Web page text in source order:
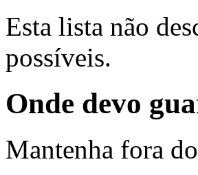
Esta lista não
possíveis.
Onde devo
Mantenha fora